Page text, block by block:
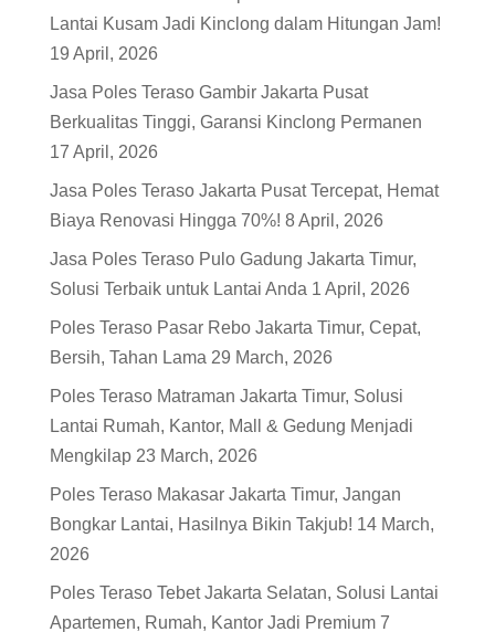
Lantai Kusam Jadi Kinclong dalam Hitungan Jam!
19 April, 2026
Jasa Poles Teraso Gambir Jakarta Pusat
Berkualitas Tinggi, Garansi Kinclong Permanen
17 April, 2026
Jasa Poles Teraso Jakarta Pusat Tercepat, Hemat
Biaya Renovasi Hingga 70%! 8 April, 2026
Jasa Poles Teraso Pulo Gadung Jakarta Timur,
Solusi Terbaik untuk Lantai Anda 1 April, 2026
Poles Teraso Pasar Rebo Jakarta Timur, Cepat,
Bersih, Tahan Lama 29 March, 2026
Poles Teraso Matraman Jakarta Timur, Solusi
Lantai Rumah, Kantor, Mall & Gedung Menjadi
Mengkilap 23 March, 2026
Poles Teraso Makasar Jakarta Timur, Jangan
Bongkar Lantai, Hasilnya Bikin Takjub! 14 March,
2026
Poles Teraso Tebet Jakarta Selatan, Solusi Lantai
Apartemen, Rumah, Kantor Jadi Premium 7